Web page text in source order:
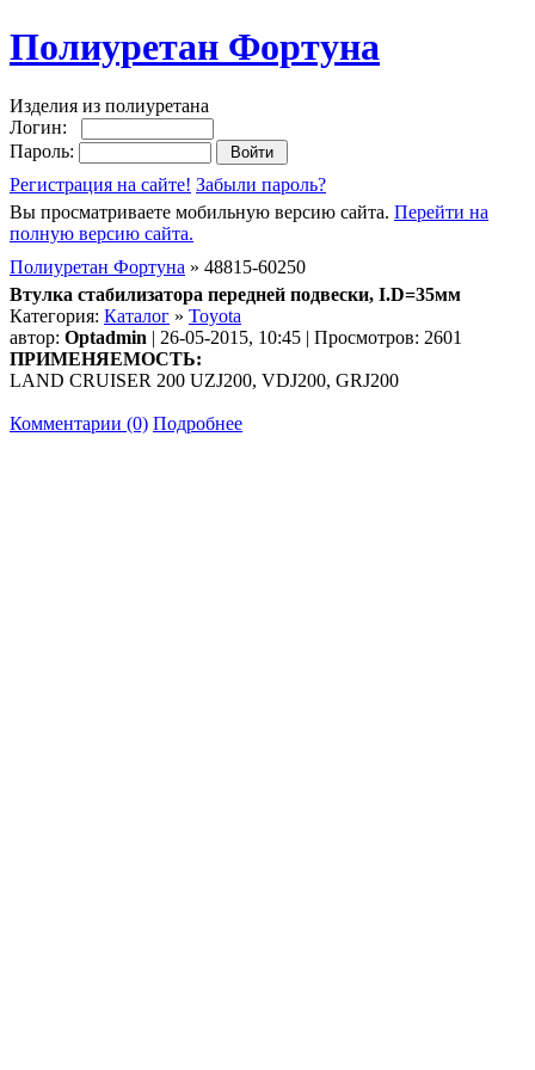
Полиуретан Фортуна
Изделия из полиуретана
Логин:
Пароль:
Регистрация на сайте! Забыли пароль?
Вы просматриваете мобильную версию сайта. Перейти на
полную версию сайта.
Полиуретан Фортуна » 48815-60250
Втулка стабилизатора передней подвески, I.D=35мм
Категория: Каталог » Toyota
автор: Optadmin | 26-05-2015, 10:45 | Просмотров: 2601
ПРИМЕНЯЕМОСТЬ:
LAND CRUISER 200 UZJ200, VDJ200, GRJ200
Комментарии (0) Подробнее